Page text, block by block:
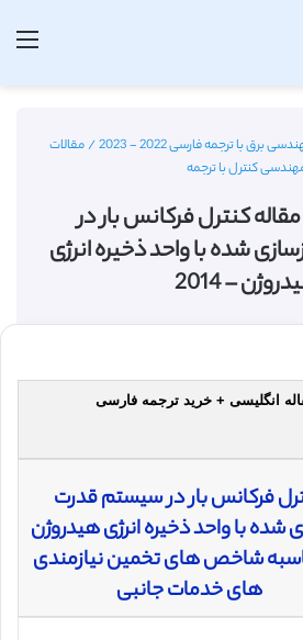
برق با ترجمه فارسی 2022 - 2023 /مقالات
کنترل با ترجمه
کنترل فرکانس بار در
شده با واحد ذخیره انرژی
– 2014
انگلیسی + خرید ترجمه فارسی
فرکانس بار در سیستم قدرت
شده با واحد ذخیره انرژی هیدروژن
شاخص های تخمین نیازمندی
های خدمات جانبی